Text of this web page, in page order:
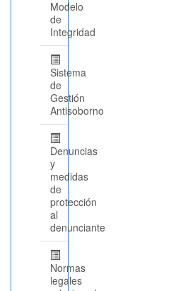
Modelo
de
Integridad
Sistema
de
Gestión
Antisoborno
Denuncias
y
medidas
de
protección
al
denunciante
Normas
legales